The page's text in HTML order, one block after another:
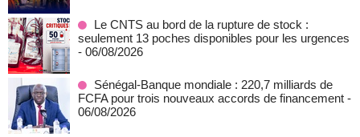
Le CNTS au bord de la rupture de stock :
seulement 13 poches disponibles pour les urgences
- 06/08/2026
Sénégal-Banque mondiale : 220,7 milliards de
FCFA pour trois nouveaux accords de financement -
06/08/2026